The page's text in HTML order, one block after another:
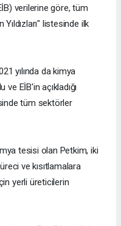
verilerine göre, tüm
listesinde ilk
yılında da kimya
EİB'in açıkladığı
tüm sektörler
tesisi olan Petkim, iki
ve kısıtlamalara
yerli üreticilerin